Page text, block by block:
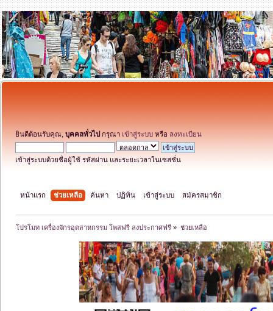
ยินดีต้อนรับคุณ, บุคคลทั่วไป กรุณา เข้าสู่ระบบ หรือ ลงทะเบียน
เข้าสู่ระบบด้วยชื่อผู้ใช้ รหัสผ่าน และระยะเวลาในเซสชั่น
หน้าแรก ช่วยเหลือ ค้นหา ปฏิทิน เข้าสู่ระบบ สมัครสมาชิก
โปรโมท เครื่องจักรอุตสาหกรรม โพสฟรี ลงประกาศฟรี » ช่วยเหลือ